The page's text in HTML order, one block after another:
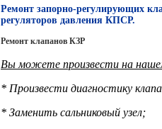
Ремонт запорно-регулирующих
регуляторов давления КПСР.
Ремонт клапанов КЗР
Вы можете произвести на
* Произвести диагностику
* Заменить сальниковый узел;